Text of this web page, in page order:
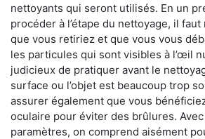
nettoyants qui seront utilisés. En un
procéder à l’étape du nettoyage, il
que vous retiriez et que vous vous
les particules qui sont visibles à l’œil
judicieux de pratiquer avant le
surface ou l’objet est beaucoup trop
assurer également que vous
oculaire pour éviter des brûlures.
paramètres, on comprend aisément